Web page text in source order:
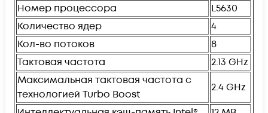
Номер процессора
L5630
Количество ядер
4
Кол-во потоков
8
Тактовая частота
2.13 GHz
Максимальная тактовая частота с
технологией Turbo Boost
2.4 GHz